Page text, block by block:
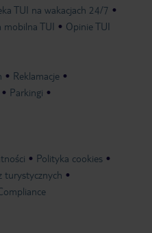
TUI na wakacjach 24/7
mobilna TUI Opinie TUI
Reklamacje
Parkingi
Polityka cookies
turystycznych